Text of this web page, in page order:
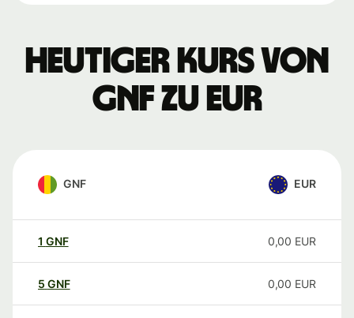
Heutiger Kurs von
GNF zu EUR
GNF EUR
1 GNF 0,00 EUR
5 GNF 0,00 EUR